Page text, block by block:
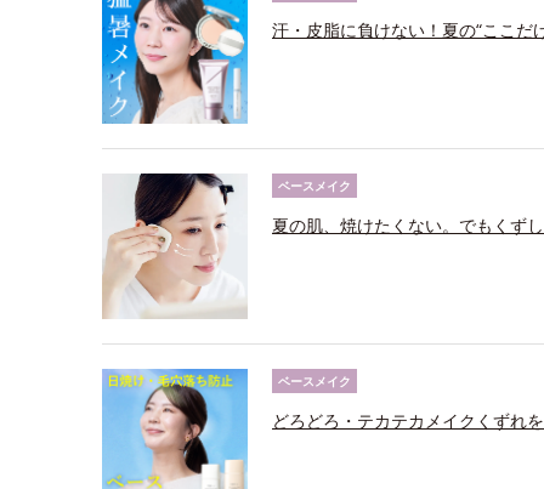
汗・皮脂に負けない！夏の“ここだ
ベースメイク
夏の肌、焼けたくない。でもくず
ベースメイク
どろどろ・テカテカメイクくずれ